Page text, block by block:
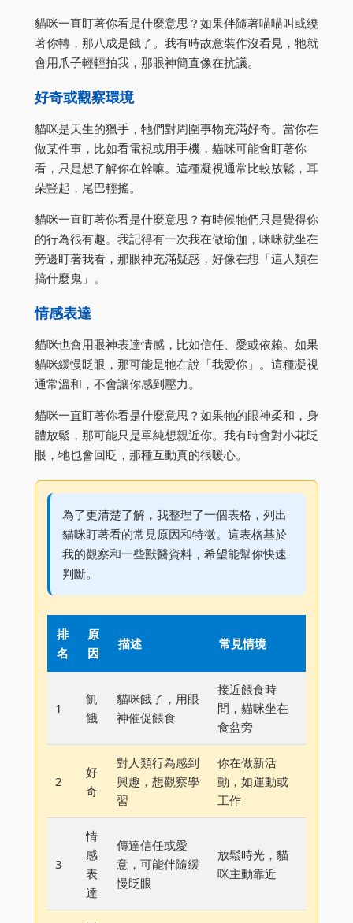
貓咪一直盯著你看是什麼意思？如果伴隨著喵喵叫或繞
著你轉，那八成是餓了。我有時故意裝作沒看見，牠就
會用爪子輕輕拍我，那眼神簡直像在抗議。
好奇或觀察環境
貓咪是天生的獵手，牠們對周圍事物充滿好奇。當你在
做某件事，比如看電視或用手機，貓咪可能會盯著你
看，只是想了解你在幹嘛。這種凝視通常比較放鬆，耳
朵豎起，尾巴輕搖。
貓咪一直盯著你看是什麼意思？有時候牠們只是覺得你
的行為很有趣。我記得有一次我在做瑜伽，咪咪就坐在
旁邊盯著我看，那眼神充滿疑惑，好像在想「這人類在
搞什麼鬼」。
情感表達
貓咪也會用眼神表達情感，比如信任、愛或依賴。如果
貓咪緩慢眨眼，那可能是牠在說「我愛你」。這種凝視
通常溫和，不會讓你感到壓力。
貓咪一直盯著你看是什麼意思？如果牠的眼神柔和，身
體放鬆，那可能只是單純想親近你。我有時會對小花眨
眼，牠也會回眨，那種互動真的很暖心。
為了更清楚了解，我整理了一個表格，列出
貓咪盯著看的常見原因和特徵。這表格基於
我的觀察和一些獸醫資料，希望能幫你快速
判斷。
排
名
原
因
描述 常見情境
1
飢
餓
貓咪餓了，用眼
神催促餵食
接近餵食時
間，貓咪坐在
食盆旁
2
好
奇
對人類行為感到
興趣，想觀察學
習
你在做新活
動，如運動或
工作
3
情
感
表
達
傳達信任或愛
意，可能伴隨緩
慢眨眼
放鬆時光，貓
咪主動靠近